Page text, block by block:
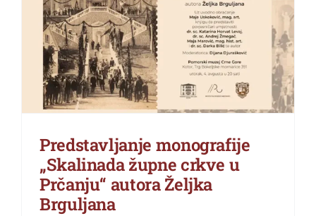
Predstavljanje monografije
„Skalinada župne crkve u
Prčanju“ autora Željka
Brguljana